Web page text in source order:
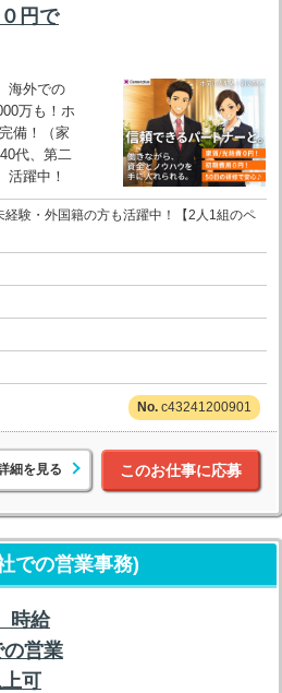
円で
海外での
万も！ホ
備！（家
代、第二
活躍中！
経験・外国籍の方も活躍中！【2人1組のペ
c43241200901
細を見る このお仕事に応募
での営業事務)
時給
営業
可